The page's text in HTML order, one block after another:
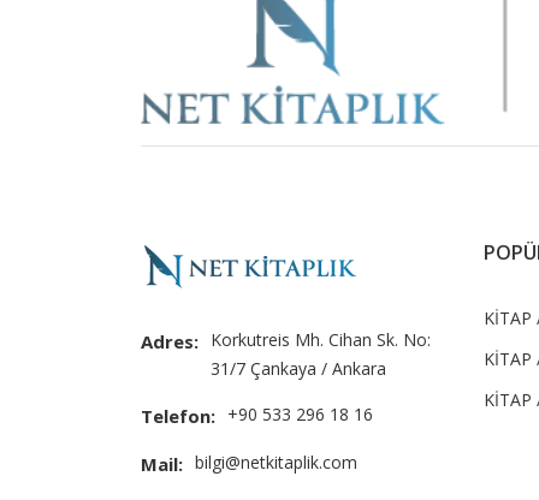
Adres: Korkutreis Mh. Cihan Sk. No:
31/7 Çankaya / Ankara
Telefon: +90 533 296 18 16
Mail: bilgi@netkitaplik.com
KİTAP
KİTAP
KİTAP